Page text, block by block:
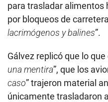
para trasladar alimentos
por bloqueos de
lacrimógenos y balines”.
Gálvez replicó que lo
una mentira”, que los
caso” trajeron material
únicamente trasladaron